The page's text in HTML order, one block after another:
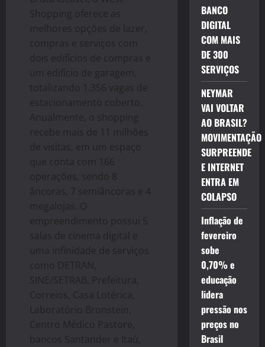
Shopping oferece as
melhores opções de lazer,
compras e serviços com
dois edifícios de compras e
um edifício de garagem,
totalizando 1.356 vagas de
estacionamento coberto.
Anualmente, o shopping
recebe mais de 11 milhões
de visitas, em um espaço
que conta com 166
operações, sendo 8
âncoras, 7 semiâncoras e 4
megalojas. O
empreendimento possui 5
salas de cinema digital e
uma infinidade de serviços
como DETRAN,
SINE/SETRAB, Prefeitura,
Correios, Casa Lotérica,
Laboratório Bronstein,
Centro Médico Pastore,
bancos Santander e Itaú,
BANCO
DIGITAL
COM MAIS
DE 300
SERVIÇOS
NEYMAR
VAI VOLTAR
AO BRASIL?
MOVIMENTAÇÃO
SURPREENDE
E INTERNET
ENTRA EM
COLAPSO
Inflação de
fevereiro
sobe
0,70% e
educação
lidera
pressão nos
preços no
Brasil